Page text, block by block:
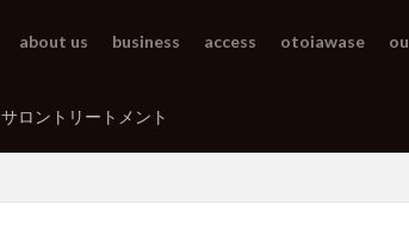
about us business access otoiawase
サロントリートメント